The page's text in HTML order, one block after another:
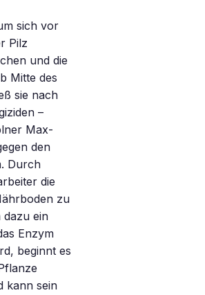
sich vor
Pilz
und die
Mitte des
sie nach
–
Max-
den
Durch
die
zu
dazu ein
Enzym
beginnt es
kann sein